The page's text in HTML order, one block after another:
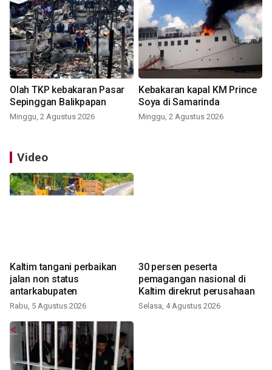
Olah TKP kebakaran Pasar
Sepinggan Balikpapan
Minggu, 2 Agustus 2026
Kebakaran kapal KM Prince
Soya di Samarinda
Minggu, 2 Agustus 2026
Video
Kaltim tangani perbaikan
jalan non status
antarkabupaten
Rabu, 5 Agustus 2026
30 persen peserta
pemagangan nasional di
Kaltim direkrut perusahaan
Selasa, 4 Agustus 2026